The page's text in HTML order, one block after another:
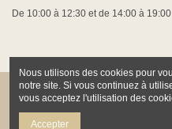
De 10:00 à 12:30 et de 14:00 à 19:00
Nous utilisons des cookies pour
notre site. Si vous continuez à
vous acceptez l'utilisation des
Accepter